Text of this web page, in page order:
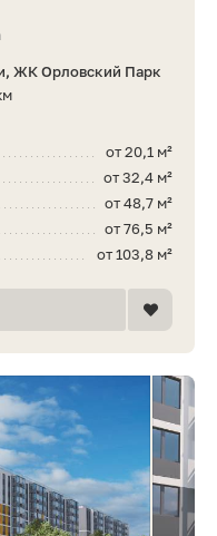
ЖК Орловский Парк
от 20,1 м²
от 32,4 м²
от 48,7 м²
от 76,5 м²
от 103,8 м²